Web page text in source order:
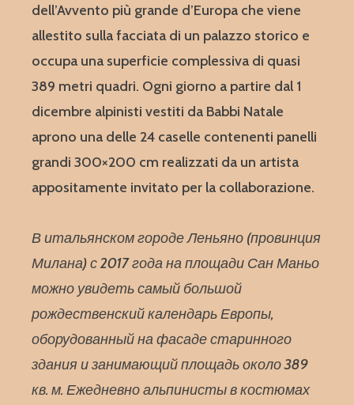
dell’Avvento più grande d’Europa che viene
allestito sulla facciata di un palazzo storico e
occupa una superficie complessiva di quasi
389 metri quadri. Ogni giorno a partire dal 1
dicembre alpinisti vestiti da Babbi Natale
aprono una delle 24 caselle contenenti panelli
grandi 300×200 cm realizzati da un artista
appositamente invitato per la collaborazione.
В итальянском городе Леньяно (провинция
Милана) с 2017 года на площади Сан Маньо
можно увидеть самый большой
рождественский календарь Европы,
оборудованный на фасаде старинного
здания и занимающий площадь около 389
кв. м. Ежедневно альпинисты в костюмах